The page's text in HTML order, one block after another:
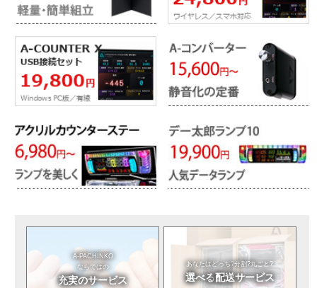
A-PACHINKO
ならではの
充実のサービス
あなたはどっち?分割?丸ごと?
選べる配送サービス